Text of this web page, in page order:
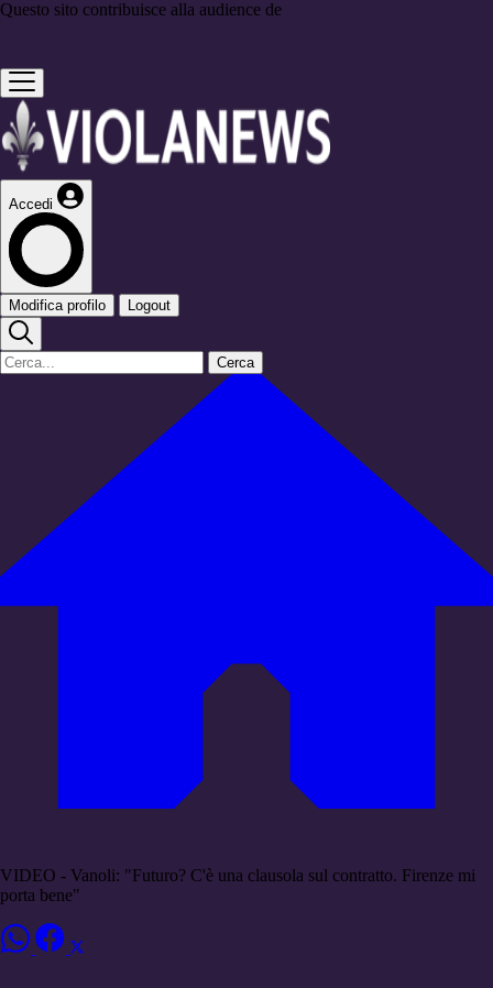
Questo sito contribuisce alla audience de
Accedi
Modifica profilo Logout
Cerca
VIDEO - Vanoli: "Futuro? C'è una clausola sul contratto. Firenze mi
porta bene"